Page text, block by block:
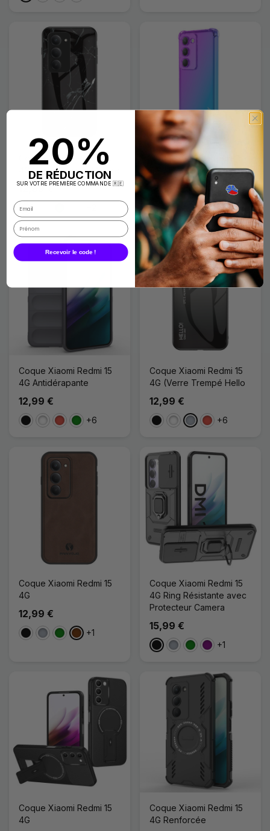
Coque Xiaomi Redmi 15
4G Verre Trempé Marbre
12,99 €
Noir
Coque Xiaomi Redmi 15
4G / 5G Gradient ENKAY
13,99 €
RoseBleu Clair
VioletDoré
Coque Xiaomi Redmi 15
4G Antidérapante
12,99 €
NoirBlancRougeVert+6
Coque Xiaomi Redmi 15
4G (Verre Trempé Hello
12,99 €
NoirBlancGris Rouge
+6
Coque Xiaomi Redmi 15
4G
12,99 €
NoirGris VertCafé+1
Coque Xiaomi Redmi 15
4G Ring Résistante avec
Protecteur Camera
15,99 €
NoirGris VertViolet
+1
Coque Xiaomi Redmi 15
4G
Coque Xiaomi Redmi 15
4G Renforcée
20%
DE RÉDUCTION
SUR VOTRE PREMIÈRE COMMANDE 🇷🇪
Recevoir le code !